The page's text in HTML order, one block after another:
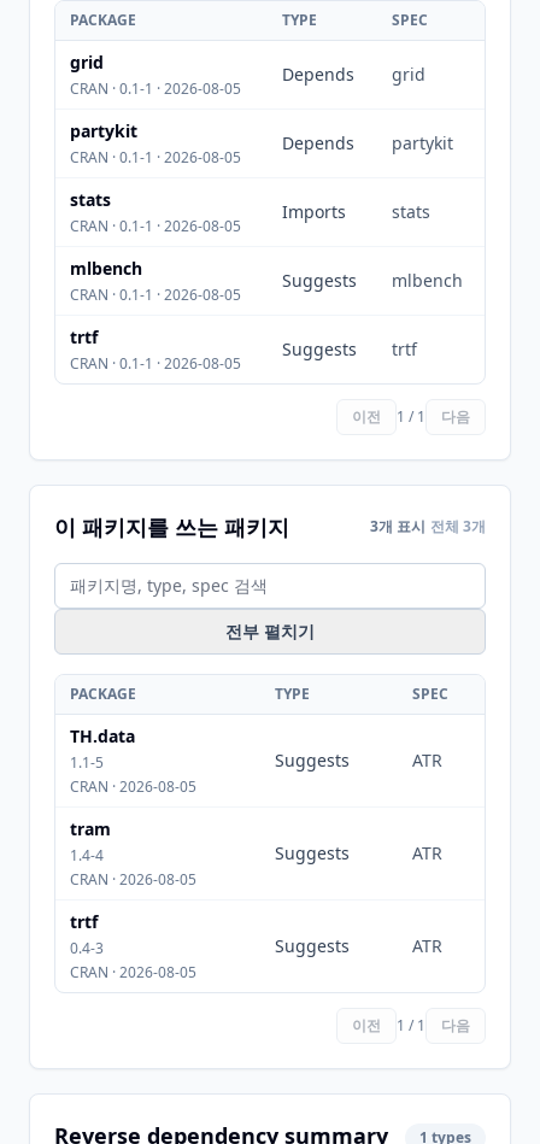
PACKAGE TYPE SPEC
grid
CRAN · 0.1-1 · 2026-08-05
Depends grid
partykit
CRAN · 0.1-1 · 2026-08-05
Depends partykit
stats
CRAN · 0.1-1 · 2026-08-05
Imports stats
mlbench
CRAN · 0.1-1 · 2026-08-05
Suggests mlbench
trtf
CRAN · 0.1-1 · 2026-08-05
Suggests trtf
이전 1 / 1 다음
이 패키지를 쓰는 패키지 3개 표시 전체 3개
전부 펼치기
PACKAGE TYPE SPEC
TH.data
1.1-5
CRAN · 2026-08-05
Suggests ATR
tram
1.4-4
CRAN · 2026-08-05
Suggests ATR
trtf
0.4-3
CRAN · 2026-08-05
Suggests ATR
이전 1 / 1 다음
Reverse dependency summary 1 types